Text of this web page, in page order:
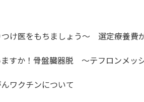
つけ医をもちましょう～ 選定療養費
ますか！骨盤臓器脱 ～テフロンメ
ワクチンについて